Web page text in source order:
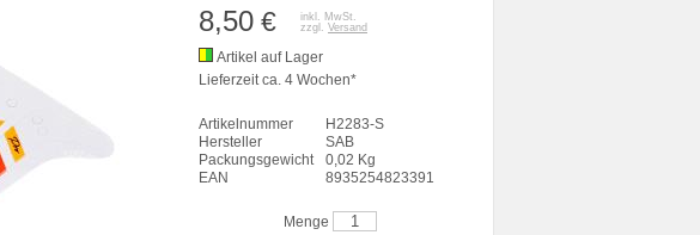
8,50 €
inkl. MwSt.
zzgl. Versand
Artikel auf Lager
Lieferzeit ca. 4 Wochen*
Artikelnummer
H2283-S
Hersteller
SAB
Packungsgewicht
0,02 Kg
EAN
8935254823391
Menge